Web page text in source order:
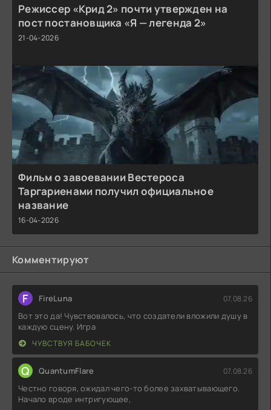
Режиссер «Крид 2» почти утвержден на
пост постановщика «Я — легенда 2»
21-04-2026
Фильм о завоевании Вестероса
Таргариенами получил официальное
название
16-04-2026
Комментируют
F FireLuna 07.08.26
Вот это да! Чувствовалось, что создатели вложили душу в
каждую сцену. Игра
ЧУВСТВУЯ БАБОЧЕК
Q QuantumFlare 07.08.26
Честно говоря, ожидал чего-то более захватывающего.
Начало вроде интригующее,